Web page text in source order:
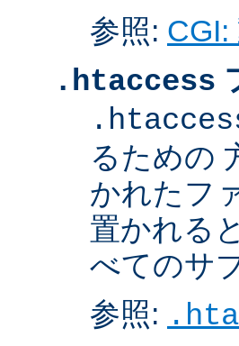
参照: CGI:
.htaccess
るための
かれたフ
置かれる
べてのサ
参照: